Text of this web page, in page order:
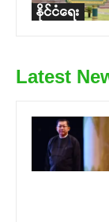
နိုင်ငံရေး
Latest